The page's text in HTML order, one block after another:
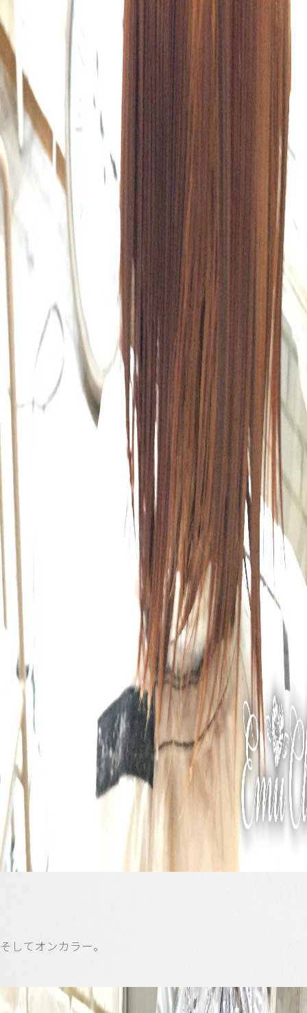
そしてオンカラー。